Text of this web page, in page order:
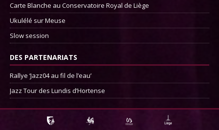
Carte Blanche au Conservatoire Royal de Liège
Ukulélé sur Meuse
Slow session
DES PARTENARIATS
Rallye ‘Jazz04 au fil de l’eau’
Jazz Tour des Lundis d’Hortense